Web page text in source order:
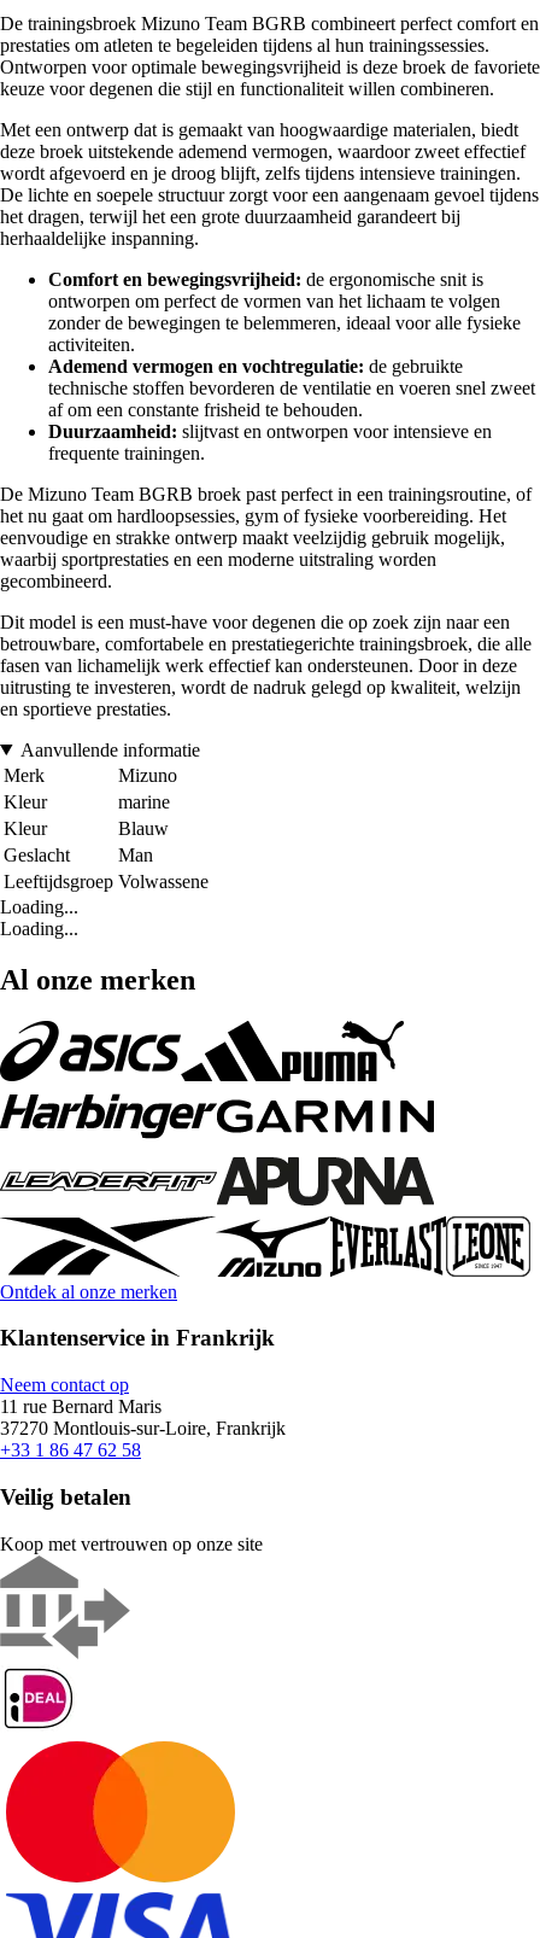
De trainingsbroek Mizuno Team BGRB combineert perfect comfort en
prestaties om atleten te begeleiden tijdens al hun trainingssessies.
Ontworpen voor optimale bewegingsvrijheid is deze broek de favoriete
keuze voor degenen die stijl en functionaliteit willen combineren.
Met een ontwerp dat is gemaakt van hoogwaardige materialen, biedt
deze broek uitstekende ademend vermogen, waardoor zweet effectief
wordt afgevoerd en je droog blijft, zelfs tijdens intensieve trainingen.
De lichte en soepele structuur zorgt voor een aangenaam gevoel tijdens
het dragen, terwijl het een grote duurzaamheid garandeert bij
herhaaldelijke inspanning.
Comfort en bewegingsvrijheid: de ergonomische snit is
ontworpen om perfect de vormen van het lichaam te volgen
zonder de bewegingen te belemmeren, ideaal voor alle fysieke
activiteiten.
Ademend vermogen en vochtregulatie: de gebruikte
technische stoffen bevorderen de ventilatie en voeren snel zweet
af om een constante frisheid te behouden.
Duurzaamheid: slijtvast en ontworpen voor intensieve en
frequente trainingen.
De Mizuno Team BGRB broek past perfect in een trainingsroutine, of
het nu gaat om hardloopsessies, gym of fysieke voorbereiding. Het
eenvoudige en strakke ontwerp maakt veelzijdig gebruik mogelijk,
waarbij sportprestaties en een moderne uitstraling worden
gecombineerd.
Dit model is een must-have voor degenen die op zoek zijn naar een
betrouwbare, comfortabele en prestatiegerichte trainingsbroek, die alle
fasen van lichamelijk werk effectief kan ondersteunen. Door in deze
uitrusting te investeren, wordt de nadruk gelegd op kwaliteit, welzijn
en sportieve prestaties.
Aanvullende informatie
Merk
Mizuno
Kleur
marine
Kleur
Blauw
Geslacht
Man
Leeftijdsgroep Volwassene
Loading...
Loading...
Al onze merken
Ontdek al onze merken
Klantenservice in Frankrijk
Neem contact op
11 rue Bernard Maris
37270 Montlouis-sur-Loire, Frankrijk
+33 1 86 47 62 58
Veilig betalen
Koop met vertrouwen op onze site